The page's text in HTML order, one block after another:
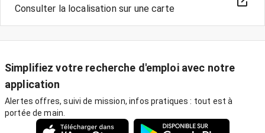
Consulter la localisation sur une carte
Simplifiez votre recherche d'emploi avec notre
application
Alertes offres, suivi de mission, infos pratiques : tout est à
portée de main.